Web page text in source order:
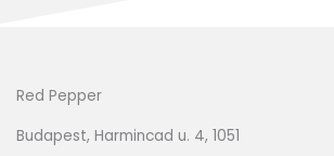
Red Pepper
Budapest, Harmincad u. 4, 1051